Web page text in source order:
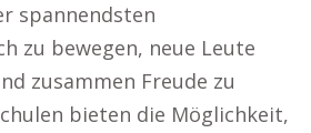
spannendsten
zu bewegen, neue Leute
zusammen Freude zu
bieten die Möglichkeit,